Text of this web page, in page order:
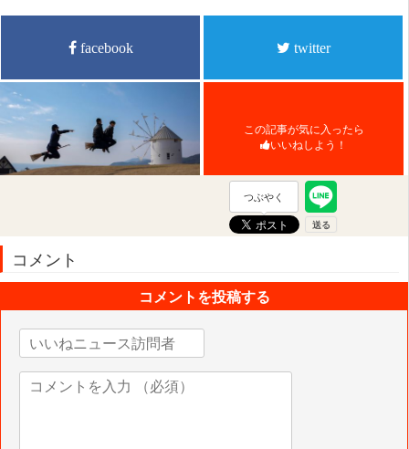
facebook twitter
この記事が気に入ったら
いいねしよう！
つぶやく
コメント
コメントを投稿する